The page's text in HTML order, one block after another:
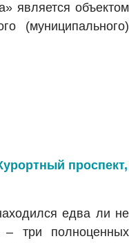
является объектом
(муниципального)
проспект,
едва ли не
три полноценных